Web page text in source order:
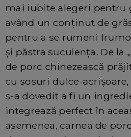
mai iubite alegeri pentru
având un conținut de
pentru a se rumeni
și păstra suculența. De la
de porc chinezească
cu sosuri dulce-
s-a dovedit a fi un
integrează perfect în
asemenea, carnea de